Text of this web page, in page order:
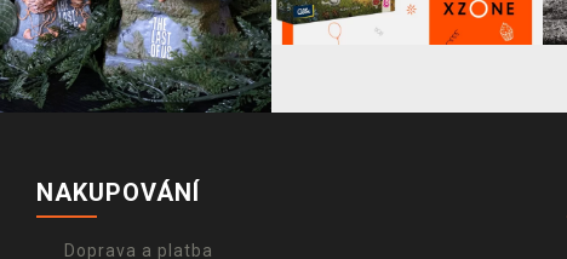
NAKUPOVÁNÍ
Doprava a platba